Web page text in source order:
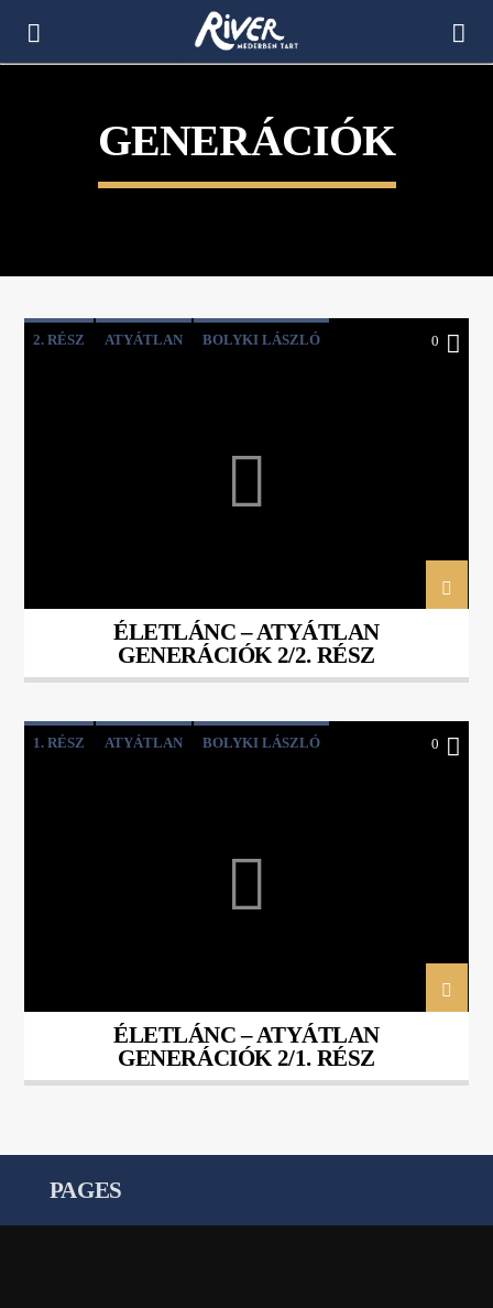
GENERÁCIÓK
2. RÉSZ ATYÁTLAN BOLYKI LÁSZLÓ 0
ÉLETLÁNC – ATYÁTLAN
GENERÁCIÓK 2/2. RÉSZ
1. RÉSZ ATYÁTLAN BOLYKI LÁSZLÓ 0
ÉLETLÁNC – ATYÁTLAN
GENERÁCIÓK 2/1. RÉSZ
PAGES